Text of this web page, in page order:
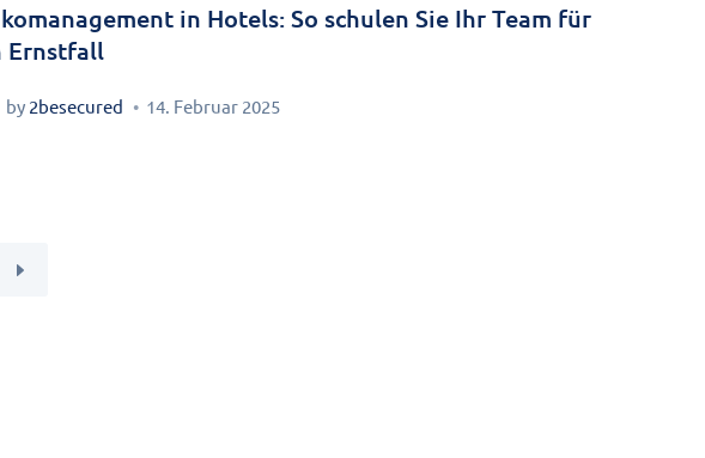
in Hotels: So schulen Sie Ihr Team für
Ernstfall
by 2besecured 14. Februar 2025